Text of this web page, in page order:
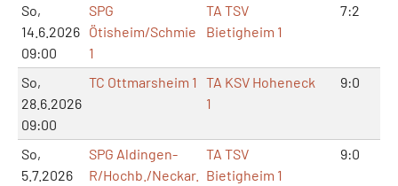
So,
14.6.2026
09:00
SPG
Ötisheim/Schmie
1
TA TSV
Bietigheim 1
7:2
So,
28.6.2026
09:00
TC Ottmarsheim 1
TA KSV Hoheneck
1
9:0
So,
5.7.2026
SPG Aldingen-
R/Hochb./Neckar.
TA TSV
Bietigheim 1
9:0